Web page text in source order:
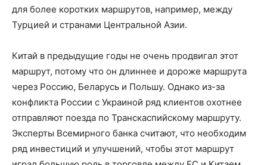
для более коротких маршрутов, например, между
Турцией и странами Центральной Азии.
Китай в предыдущие годы не очень продвигал этот
маршрут, потому что он длиннее и дороже маршрута
через Россию, Беларусь и Польшу. Однако из-за
конфликта России с Украиной ряд клиентов охотнее
отправляют поезда по Транскаспийскому маршруту.
Эксперты Всемирного банка считают, что необходим
ряд инвестиций и улучшений, чтобы этот маршрут